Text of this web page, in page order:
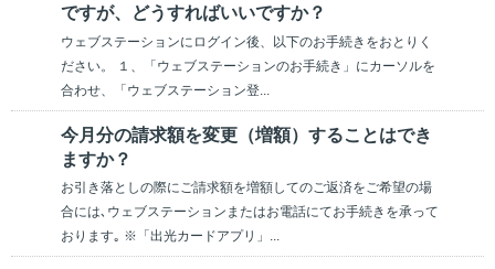
ですが、どうすればいいですか？
ウェブステーションにログイン後、以下のお手続きをおとりく
ださい。 １、「ウェブステーションのお手続き」にカーソルを
合わせ、「ウェブステーション登...
今月分の請求額を変更（増額）することはでき
ますか？
お引き落としの際にご請求額を増額してのご返済をご希望の場
合には､ウェブステーションまたはお電話にてお手続きを承って
おります｡ ※「出光カードアプリ」...